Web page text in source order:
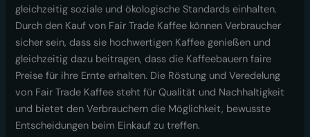
gleichzeitig soziale und ökologische Standards einhalten.
Durch den Kauf von Fair Trade Kaffee können Verbraucher
sicher sein, dass sie hochwertigen Kaffee genießen und
gleichzeitig dazu beitragen, dass die Kaffeebauern faire
Preise für ihre Ernte erhalten. Die Röstung und Veredelung
von Fair Trade Kaffee steht für Qualität und Nachhaltigkeit
und bietet den Verbrauchern die Möglichkeit, bewusste
Entscheidungen beim Einkauf zu treffen.